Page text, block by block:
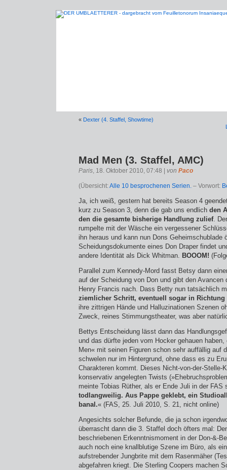
« Dexter (4. Staffel, Showtime)
Mad Men (3. Staffel, AMC)
Paris, 18. Oktober 2010, 07:48 | von Paco
(Übersicht:Alle 10 besprochenen Serien. – Vorwort:
Ja, ich weiß, gestern hat bereits Season 4
kurz zu Season 3, denn die gab uns endlich den
den die gesamte bisherige Handlung zulief.
rumpelte mit der Wäsche ein vergessener
ihn heraus und kann nun Dons Geheimschublade
Scheidungsdokumente eines Don Draper findet
andere Identität als Dick Whitman. BOOOM!
Parallel zum Kennedy-Mord fasst Betsy dann
auf der Scheidung von Don und gibt den Avancen
Henry Francis nach. Dass Betty nun tatsächlich
ziemlicher Schritt, eventuell sogar in Richtung
ihre zittrigen Hände und Halluzinationen Szenen
Zweck, reines Stimmungstheater, was aber
Bettys Entscheidung lässt dann das
und das dürfte jeden vom Hocker gehauen
Men« mit seinen Figuren schon sehr auffällig auf
schwelen nur im Hintergrund, ohne dass es zu
Charakteren kommt. Dieses Nicht-von-der-Stelle-
konservativ angelegten Twists
meinte Tobias Rüther, als er Ende Juli in der FAS
todlangweilig. Aus Pappe geklebt, ein
banal.« (FAS, 25. Juli 2010, S. 21, nicht online)
Angesichts solcher Befunde, die ja schon
überrascht dann die 3. Staffel doch öfters mal:
beschriebenen Erkenntnismoment in der Don-&-
auch noch eine knallblutige Szene im Büro, als
aufstrebender Jungbrite mit dem Rasenmäher
abgefahren kriegt. Die Sterling Coopers machen